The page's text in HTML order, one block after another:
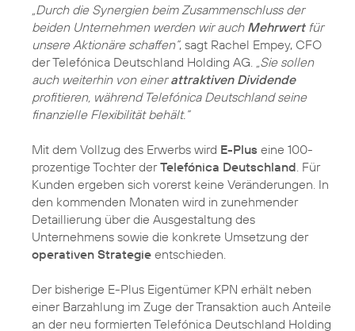
„Durch die Synergien beim Zusammenschluss der
beiden Unternehmen werden wir auch Mehrwert für
unsere Aktionäre schaffen“, sagt Rachel Empey, CFO
der Telefónica Deutschland Holding AG.
„Sie sollen
auch weiterhin von einerattraktiven Dividende
profitieren, während Telefónica Deutschland seine
finanzielle Flexibilität behält.“
Mit dem Vollzug des Erwerbs wird E-Plus eine 100-
prozentige Tochter derTelefónica Deutschland . Für
Kunden ergeben sich vorerst keine Veränderungen. In
den kommenden Monaten wird in zunehmender
Detaillierung über die Ausgestaltung des
Unternehmens sowie die konkrete Umsetzung der
operativen Strategie entschieden.
Der bisherige E-Plus Eigentümer KPN erhält neben
einer Barzahlung im Zuge der Transaktion auch Anteile
an der neu formierten Telefónica Deutschland Holding